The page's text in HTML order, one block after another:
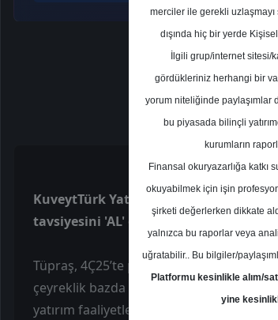
KuveytTürk Yatırım, TUPRS-Tüpraş
tavsiyesini 'AL' olarak korudu
Tüpraş, 4Ç25’te piyasa ve kurum
çeyreklik bazda gerilerken yıllık bazda
yatırım faaliyetlerinden gelen pozitif
merciler ile gerekli
dışında hiç bir yerde
İlgili grup/internet sitesi/
gördükleriniz herhangi bir
yorum niteliğinde paylaşımlar
bu piyasada bilinçli
kurumların
Finansal okuryazarlığa katkı
okuyabilmek için işin
şirketi değerlerken dikkate
yalnızca bu raporlar veya
uğratabilir.. Bu bilgiler/
Platformu kesinlikle alım/
yine